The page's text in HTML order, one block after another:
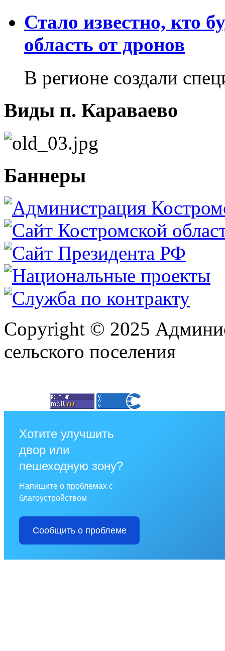
Стало известно, кто
область от дронов
В регионе создали
Виды п. Караваево
Баннеры
Copyright © 2025
сельского поселения
Хотите улучшить
двор или
пешеходную зону?
Напишите о проблемах с
благоустройством
Сообщить о проблеме